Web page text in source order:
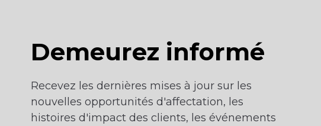
Demeurez informé
Recevez les dernières mises à jour sur les
nouvelles opportunités d'affectation, les
histoires d'impact des clients, les événements